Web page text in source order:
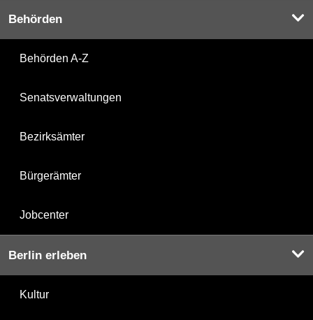
Behörden
Behörden A-Z
Senatsverwaltungen
Bezirksämter
Bürgerämter
Jobcenter
Berlin erleben
Kultur